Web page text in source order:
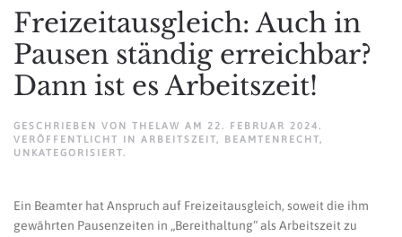
Freizeitausgleich: Auch in
Pausen ständig erreichbar?
Dann ist es Arbeitszeit!
GESCHRIEBEN VON THELAW AM 22. FEBRUAR 2024 .
VERÖFFENTLICHT IN ARBEITSZEIT, BEAMTENRECHT,
UNKATEGORISIERT.
Ein Beamter hat Anspruch auf Freizeitausgleich, soweit die ihm
gewährten Pausenzeiten in „Bereithaltung“ als Arbeitszeit zu